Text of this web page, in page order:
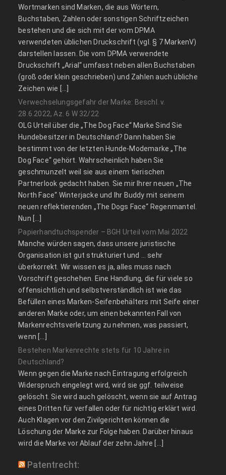
Wortmarken sind Marken, die aus Wörtern,
Buchstaben, Zahlen oder sonstigen Schriftzeichen
bestehen und die sich mit der vom DPMA
verwendeten üblichen Druckschrift (vgl. § 7 MarkenV)
darstellen lassen. Die vom DPMA verwendete
Druckschrift „Arial“ umfasst neben allen Buchstaben
(groß oder klein geschrieben) und Zahlen auch übliche
Zeichen wie […]
Verwechselungsgefahr der Marke: Beschl. v.
28.6.2022, Az. 6 W 32/22
OLG Urteil über die „The Dog Face“ Marke Sind Sie
Hundebesitzer in Deutschland? Dann haben Sie
bestimmt von der letzten Hunde-Modemarke „The
Dog Face“ gehört. Wahrscheinlich haben Sie
geschmunzelt weil sie aus einem tierischen
Partnerlook gedacht haben. Sie mir Ihrer neuen „The
North Face“ Winterjacke und Ihr Buddy mit seinem
neuen reflektierenden „The Dogs Face“ Regenmantel.
Nun […]
Papierhandtuchspender – BGH Urteil vom Mai 2022
Manche würden sagen, dass unsere juristische
Organisation ist gut strukturiert und … sehr
überkorrekt. Wir wissen es ja, alles muss nach
Vorschrift geschehen. Eine Handlung, die für viele so
offensichtlich und selbstverständlich ist wie das
Befüllen eines Marken-Seifenbehälters mit Seife einer
anderen Marke oder, um einen bekannten Fall von
Markenrechtsverletzung zu nehmen, was passiert,
wenn […]
Bestehen Markenrechte stets für 10 Jahre in
Deutschland?
Wenn gegen die Marke nach Eintragung erfolgreich
Widerspruch eingelegt wird, wird sie ggf. teilweise
gelöscht. Sie wird auch gelöscht, wenn sie auf Antrag
eines Dritten für verfallen oder für nichtig erklärt wird.
Auch Klagen vor den Zivilgerichten können die
Löschung der Marke zur Folge haben. Darüber hinaus
wird die Marke vor Ablauf der zehn Jahre […]
Patentrecht: